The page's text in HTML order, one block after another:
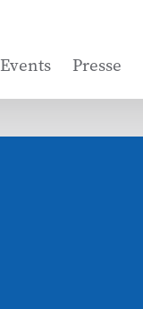
Events Presse